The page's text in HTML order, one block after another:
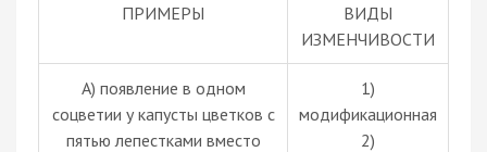
ПРИМЕРЫ
ВИДЫ
ИЗМЕНЧИВОСТИ
А) появление в одном
соцветии у капусты цветков с
пятью лепестками вместо
1)
модификационная
2)